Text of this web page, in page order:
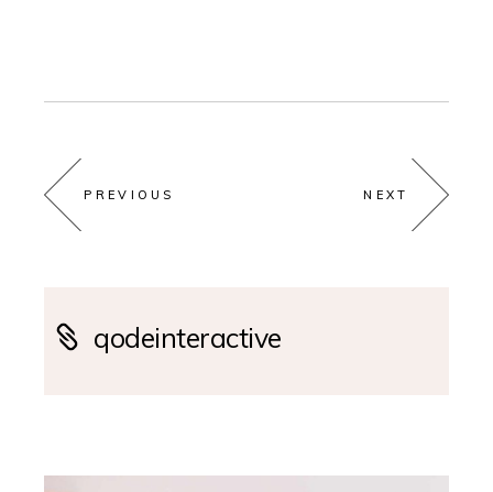
PREVIOUS NEXT
qodeinteractive